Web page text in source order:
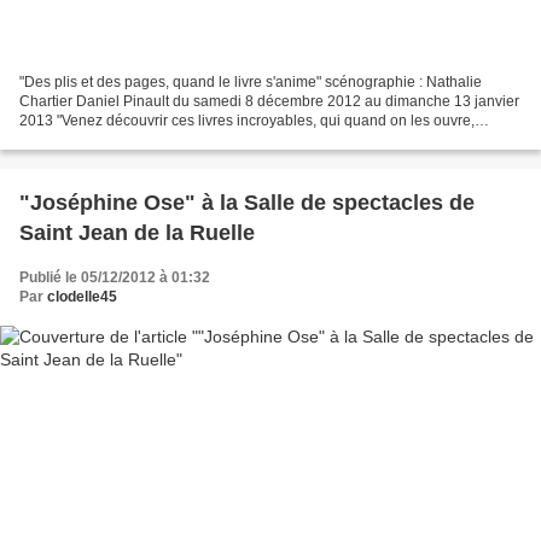
"Des plis et des pages, quand le livre s'anime" scénographie : Nathalie
Chartier Daniel Pinault du samedi 8 décembre 2012 au dimanche 13 janvier
2013 "Venez découvrir ces livres incroyables, qui quand on les ouvre,
"Joséphine Ose" à la Salle de spectacles de
Saint Jean de la Ruelle
Publié le 05/12/2012 à 01:32
Par clodelle45